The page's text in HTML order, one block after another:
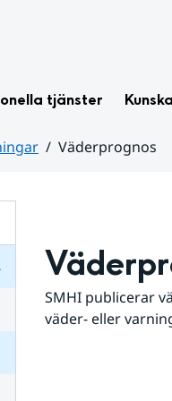
tjänster
Väderprognos
SMHI publicerar
väder- eller